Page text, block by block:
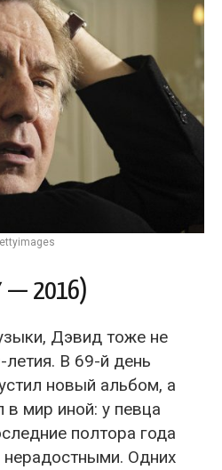
— 2016)
Дэвид тоже не
В 69-й день
новый альбом, а
в мир иной: у певца
полтора года
Одних